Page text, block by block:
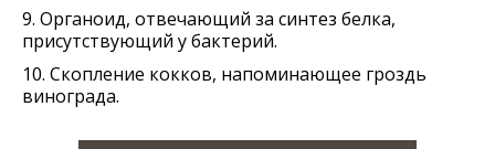
9. Органоид, отвечающий за синтез белка,
присутствующий у бактерий.
10. Скопление кокков, напоминающее гроздь
винограда.